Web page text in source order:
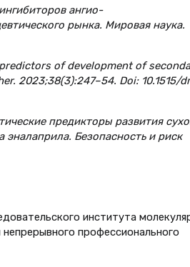
ангио­
рынка. Мировая наука.
predictors of development of
2023;38(3):247–54. Doi: 10.1515/
предикторы развития
Безопасность и риск
института
профессионального